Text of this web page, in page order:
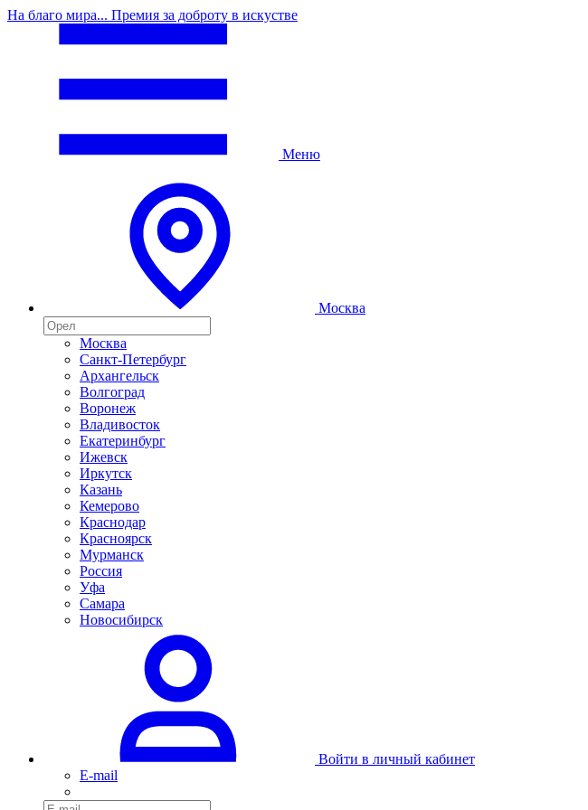
На благо мира... Премия за доброту в искустве
Меню
Москва
Москва
Санкт-Петербург
Архангельск
Волгоград
Воронеж
Владивосток
Екатеринбург
Ижевск
Иркутск
Казань
Кемерово
Краснодар
Красноярск
Мурманск
Россия
Уфа
Самара
Новосибирск
Войти в личный кабинет
E-mail